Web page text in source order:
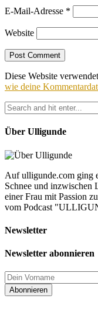
E-Mail-Adresse *
Website
Diese Website
wie deine
Über Ulligunde
Auf ulligunde.com ging
Schnee und inzwischen
einer Frau mit Passion
vom Podcast
Newsletter
Newsletter abonnieren